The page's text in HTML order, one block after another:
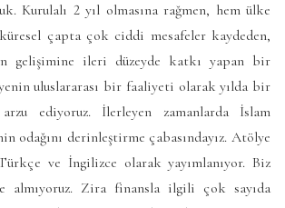
Kurulalı 2 yıl olmasına rağmen, hem ülke
çapta çok ciddi mesafeler kaydeden,
gelişimine ileri düzeyde katkı yapan bir
uluslararası bir faaliyeti olarak yılda bir
arzu ediyoruz. İlerleyen zamanlarda İslam
odağını derinleştirme çabasındayız. Atölye
ve İngilizce olarak yayımlanıyor. Biz
almıyoruz. Zira finansla ilgili çok sayıda